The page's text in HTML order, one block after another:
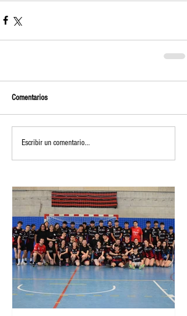
Comentarios
Escribir un comentario...